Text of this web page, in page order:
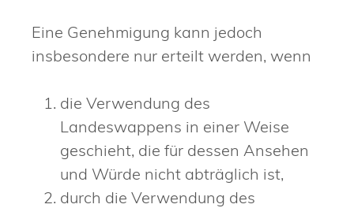
Eine Genehmigung kann jedoch
insbesondere nur erteilt werden, wenn
die Verwendung des
Landeswappens in einer Weise
geschieht, die für dessen Ansehen
und Würde nicht abträglich ist,
durch die Verwendung des